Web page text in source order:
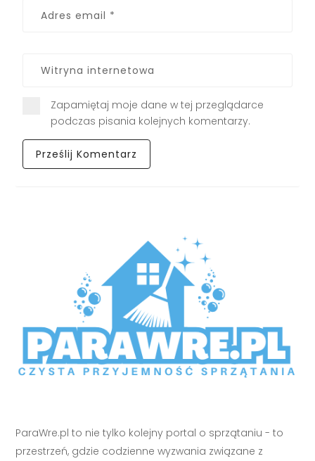
Zapamiętaj moje dane w tej przeglądarce
podczas pisania kolejnych komentarzy.
ParaWre.pl to nie tylko kolejny portal o sprzątaniu - to
przestrzeń, gdzie codzienne wyzwania związane z